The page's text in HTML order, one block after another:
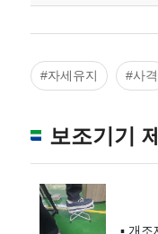
#자세유지 #사격
보조기기
▪ 개